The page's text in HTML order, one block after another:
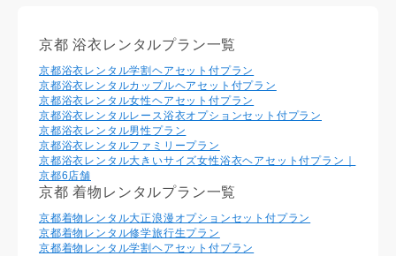
京都 浴衣レンタルプラン一覧
京都浴衣レンタル学割ヘアセット付プラン
京都浴衣レンタルカップルヘアセット付プラン
京都浴衣レンタル⼥性ヘアセット付プラン
京都浴衣レンタルレース浴衣オプションセット付プラン
京都浴衣レンタル男性プラン
京都浴衣レンタルファミリープラン
京都浴衣レンタル大きいサイズ女性浴衣ヘアセット付プラン｜
京都6店舗
京都 着物レンタルプラン一覧
京都着物レンタル大正浪漫オプションセット付プラン
京都着物レンタル修学旅行生プラン
京都着物レンタル学割ヘアセット付プラン